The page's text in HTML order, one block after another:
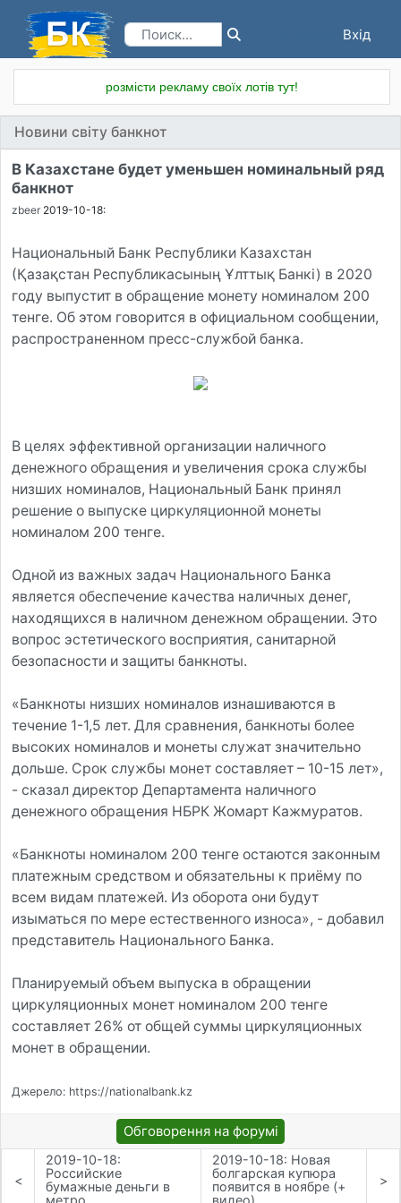
Вхід
розмісти рекламу своїх лотів тут!
Новини світу банкнот
В Казахстане будет уменьшен номинальный ряд
банкнот
zbeer 2019-10-18:
Национальный Банк Республики Казахстан
(Қазақстан Республикасының Ұлттық Банкі) в 2020
году выпустит в обращение монету номиналом 200
тенге. Об этом говорится в официальном сообщении,
распространенном пресс-службой банка.
В целях эффективной организации наличного
денежного обращения и увеличения срока службы
низших номиналов, Национальный Банк принял
решение о выпуске циркуляционной монеты
номиналом 200 тенге.
Одной из важных задач Национального Банка
является обеспечение качества наличных денег,
находящихся в наличном денежном обращении. Это
вопрос эстетического восприятия, санитарной
безопасности и защиты банкноты.
«Банкноты низших номиналов изнашиваются в
течение 1-1,5 лет. Для сравнения, банкноты более
высоких номиналов и монеты служат значительно
дольше. Срок службы монет составляет – 10-15 лет»,
- сказал директор Департамента наличного
денежного обращения НБРК Жомарт Кажмуратов.
«Банкноты номиналом 200 тенге остаются законным
платежным средством и обязательны к приёму по
всем видам платежей. Из оборота они будут
изыматься по мере естественного износа», - добавил
представитель Национального Банка.
Планируемый объем выпуска в обращении
циркуляционных монет номиналом 200 тенге
составляет 26% от общей суммы циркуляционных
монет в обращении.
Джерело: https://nationalbank.kz
Обговорення на форумі
<
2019-10-18:
Российские
бумажные деньги в
2019-10-18: Новая
болгарская купюра
появится в ноябре (+
>